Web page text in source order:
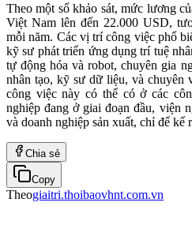
Theo một số khảo sát, mức lương
Việt Nam lên đến 22.000 USD,
mỗi năm. Các vị trí công việc phổ
kỹ sư phát triển ứng dụng trí tuệ
tự động hóa và robot, chuyên gia
nhân tạo, kỹ sư dữ liệu, và chuyên
công việc này có thể có ở các
nghiệp đang ở giai đoạn đầu, viện
và doanh nghiệp sản xuất, chỉ để kể
Chia sẻ
Copy
Theogiaitri.thoibaovhnt.com.vn